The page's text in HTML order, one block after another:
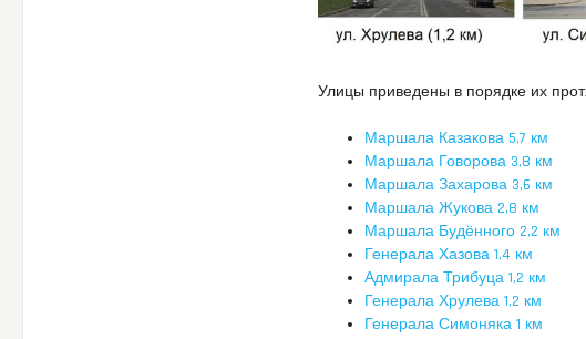
Улицы приведены в порядке их
Маршала Казакова 5,7 км
Маршала Говорова 3,8 км
Маршала Захарова 3,6 км
Маршала Жукова 2,8 км
Маршала Будённого 2,2 км
Генерала Хазова 1,4 км
Адмирала Трибуца 1,2 км
Генерала Хрулева 1,2 км
Генерала Симоняка 1 км